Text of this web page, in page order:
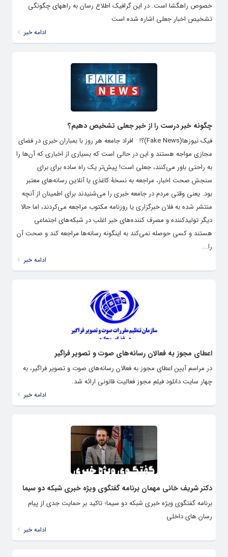
خصوص راهگشا است. در این گرافیک اطلاع رسان به راههای چگونگی
تشخیص اخبار جعلی اشاره شده است
ادامه خبر
چگونه خبر درست را از خبر جعلی تشخیص دهیم؟
فیک نیوزها(Fake News)؟! افراد جامعه هر روز با بمباران خبری در فضای
مجازی مواجه هستند و این در حالی است که بسیاری از اخباری که آن‌ها را
به راحتی باور می‌کنند، جعلی است! پیش‌تر یک راه ساده برای برای
سنجش صحت اخبار، مراجعه به نسخۀ کاغذی یا آنلاین رسانه‌های معتبر
بود. یعنی وقتی مردم در جامعه خبری را می‌شنیدند برای اطمینان از آنچه
منتشر شده به فلان خبرگزاری یا روزنامه مکتوب مراجعه می‌کردند، اما حالا
دیگر تولیدکننده و مصرف کننده‌های خبر اغلب در شبکه‌های اجتماعی
هستند و کسی حوصله نمی‌کند به اینگونه رسانه‌ها مراجعه کند و صحت آن
را...
ادامه خبر
اعطای مجوز به فعالان رسانه‌های صوت و تصویر فراگیر
در مراسم آیین اعطای مجوز به فعالان رسانه‌های صوت و تصویر فراگیر، به
چهار سایت دانلود فیلم مجوز فعالیت قانونی ارائه شد.
ادامه خبر
دکتر شریف خانی مهمان برنامه گفتگوی ویژه خبری شبکه دو سیما
برنامه گفتگوی ویژه خبری شبکه دو سیما؛ تاکید بر حمایت جدی از پیام
رسان های داخلی
ادامه خبر